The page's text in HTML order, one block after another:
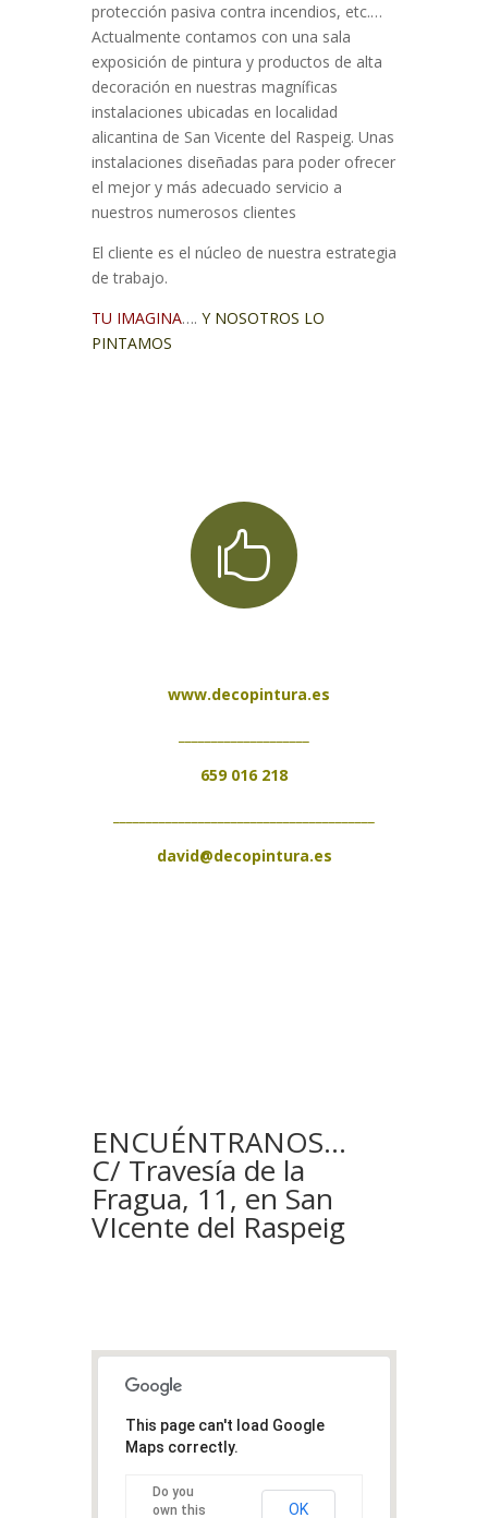
protección pasiva contra incendios, etc.…
Actualmente contamos con una sala
exposición de pintura y productos de alta
decoración en nuestras magníficas
instalaciones ubicadas en localidad
alicantina de San Vicente del Raspeig. Unas
instalaciones diseñadas para poder ofrecer
el mejor y más adecuado servicio a
nuestros numerosos clientes
El cliente es el núcleo de nuestra estrategia
de trabajo.
TU IMAGINA…. Y NOSOTROS LO
PINTAMOS

www.decopintura.es
659 016 218
david@decopintura.es
ENCUÉNTRANOS…
C/ Travesía de la
Fragua, 11, en San
VIcente del Raspeig
This page can't load Google
Maps correctly.
Do you
own this
OK